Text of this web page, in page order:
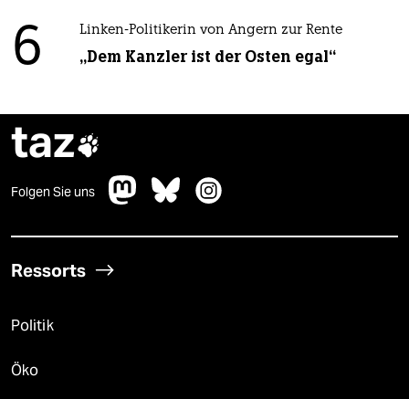
6 Linken-Politikerin von Angern zur Rente
„Dem Kanzler ist der Osten egal“
taz
Folgen Sie uns
Ressorts
Politik
Öko